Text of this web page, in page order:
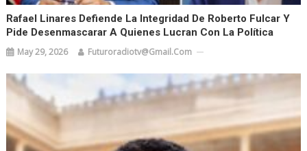
Rafael Linares Defiende La Integridad De Roberto Fulcar Y
Pide Desenmascarar A Quienes Lucran Con La Política
May 29, 2026 Futuroradiotv@gmail.com